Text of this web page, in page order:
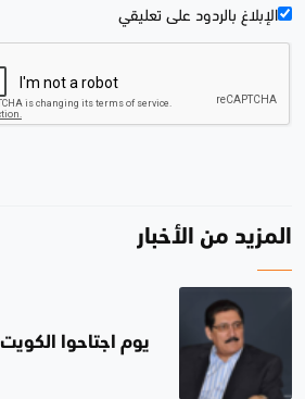
الإبلاغ بالردود علی تعليقي
المزيد من الأخبار
يوم اجتاحوا الكويت